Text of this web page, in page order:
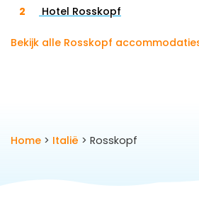
Hotel Rosskopf
Bekijk alle Rosskopf
Home > Italië > Rosskopf